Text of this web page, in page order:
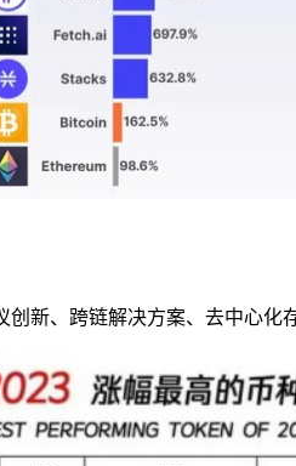
新、跨链解决方案、去中心